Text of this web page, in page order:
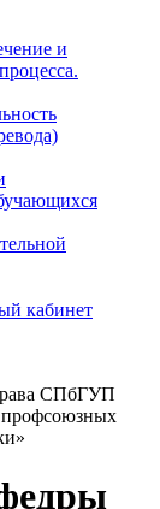
и
кабинет
СПбГУП
профсоюзных